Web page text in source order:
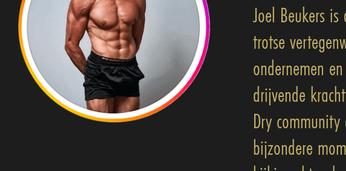
Joel Beukers
trotse
ondernemen
drijvende
Dry
bijzondere